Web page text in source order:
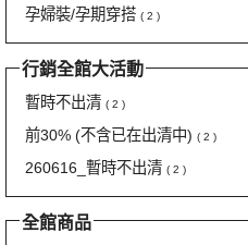
孕婦裝/孕期穿搭 ( 2 )
行銷全館大活動
暫時不出清 ( 2 )
前30% (不含已在出清中) ( 2 )
260616_暫時不出清 ( 2 )
全館商品